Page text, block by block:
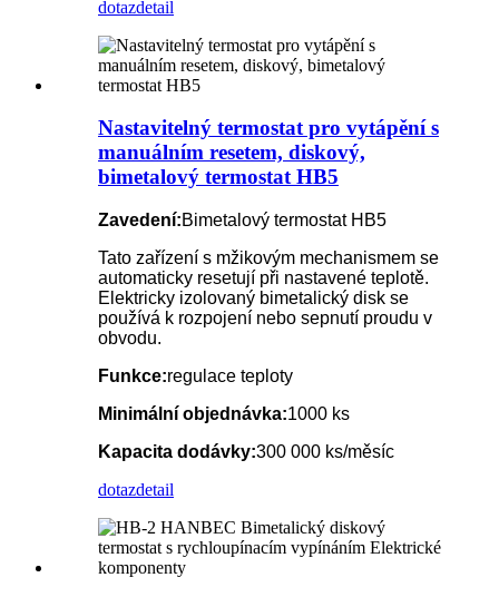
dotazdetail
Nastavitelný termostat pro vytápění s
manuálním resetem, diskový,
bimetalový termostat HB5
Zavedení:Bimetalový termostat HB5
Tato zařízení s mžikovým mechanismem se
automaticky resetují při nastavené teplotě.
Elektricky izolovaný bimetalický disk se
používá k rozpojení nebo sepnutí proudu v
obvodu.
Funkce:regulace teploty
Minimální objednávka:1000 ks
Kapacita dodávky:300 000 ks/měsíc
dotazdetail